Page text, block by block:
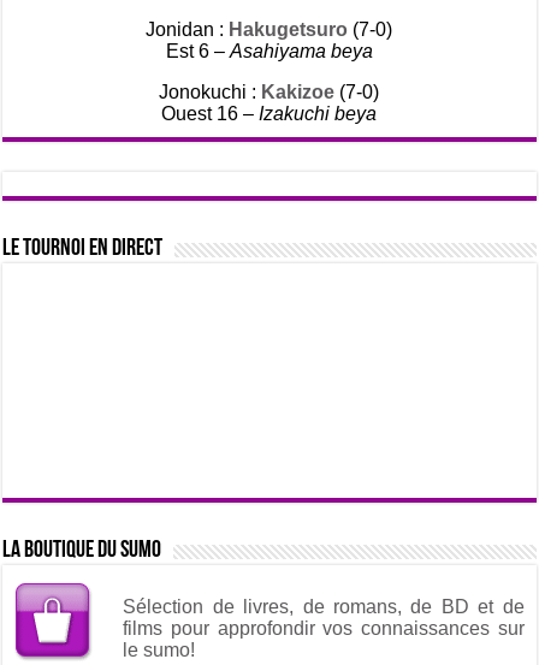
Jonidan : Hakugetsuro (7-0)
Est 6 – Asahiyama beya
Jonokuchi : Kakizoe (7-0)
Ouest 16 –Izakuchi beya
Le tournoi en direct
La boutique du sumo
Sélection de livres, de romans, de BD et de
films pour approfondir vos connaissances sur
le sumo!